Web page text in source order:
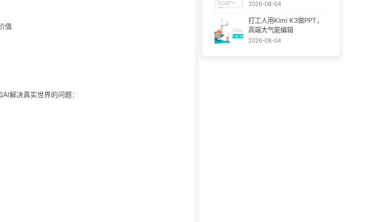
值
解决真实世界的问题：
2026-08-04
打工人用Kimi K3做PPT，
高端大气能编辑
2026-08-04